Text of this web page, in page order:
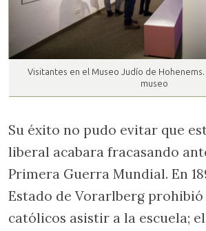
Visitantes en el Museo Judío de
museo
Su éxito no pudo evitar que
liberal acabara fracasando
Primera Guerra Mundial. En
Estado de Vorarlberg prohibió
católicos asistir a la escuela; el